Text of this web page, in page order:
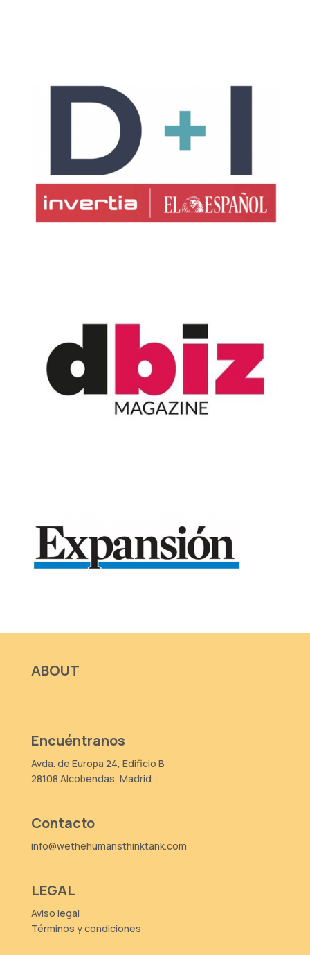
ABOUT
Encuéntranos
Avda. de Europa 24, Edificio B
28108 Alcobendas, Madrid
Contacto
info@wethehumansthinktank.com
LEGAL
Aviso legal
Términos y condiciones